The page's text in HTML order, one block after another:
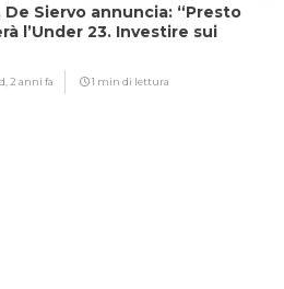
De Siervo annuncia: “Presto
l’Under 23. Investire sui
2 anni fa 1 min di lettura